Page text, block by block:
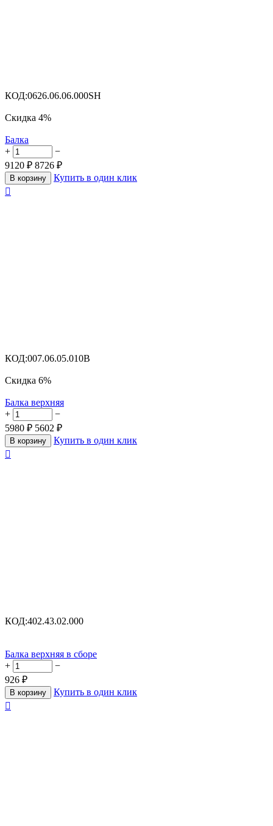
КОД:0626.06.06.000SH
Скидка 4%
Балка
+
−
9120 ₽ 8726 ₽
В корзину
Купить в один клик

КОД:007.06.05.010B
Скидка 6%
Балка верхняя
+
−
5980 ₽ 5602 ₽
В корзину
Купить в один клик

КОД:402.43.02.000
Балка верхняя в сборе
+
−
926 ₽
В корзину
Купить в один клик
